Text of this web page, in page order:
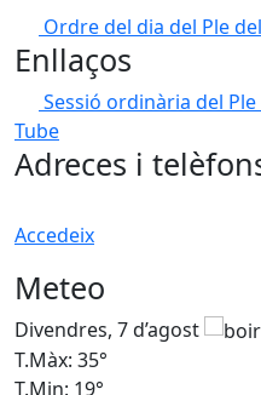
Ordre del dia del Ple
Enllaços
Sessió ordinària del
Tube
Adreces i
Accedeix
Meteo
Divendres, 7 d’agost
T.Màx: 35°
T.Min: 19°